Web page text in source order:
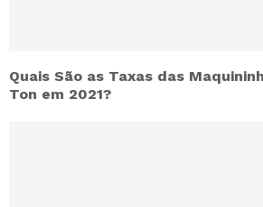
Quais São as Taxas das
Ton em 2021?